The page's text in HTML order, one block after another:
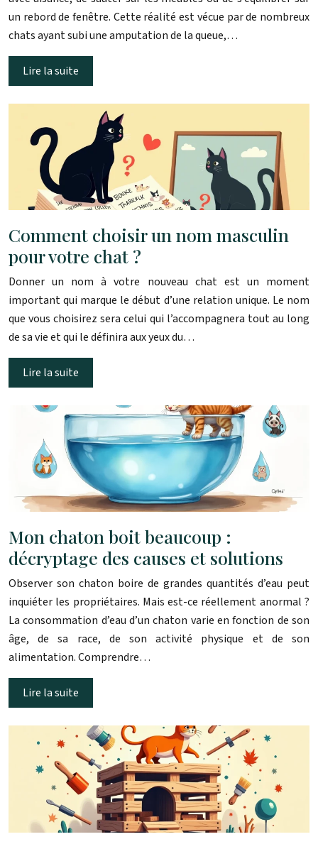
un rebord de fenêtre. Cette réalité est vécue par de nombreux
chats ayant subi une amputation de la queue,…
Lire la suite
Comment choisir un nom masculin
pour votre chat ?
Donner un nom à votre nouveau chat est un moment
important qui marque le début d’une relation unique. Le nom
que vous choisirez sera celui qui l’accompagnera tout au long
de sa vie et qui le définira aux yeux du…
Lire la suite
Mon chaton boit beaucoup :
décryptage des causes et solutions
Observer son chaton boire de grandes quantités d’eau peut
inquiéter les propriétaires. Mais est-ce réellement anormal ?
La consommation d’eau d’un chaton varie en fonction de son
âge, de sa race, de son activité physique et de son
alimentation. Comprendre…
Lire la suite